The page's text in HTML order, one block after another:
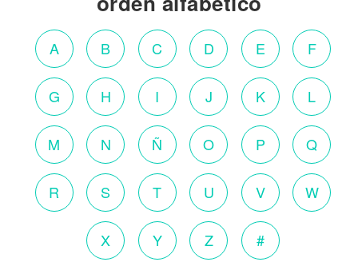
A B C D E F
G H I J K L
M N Ñ O P Q
R S T U V W
X Y Z #